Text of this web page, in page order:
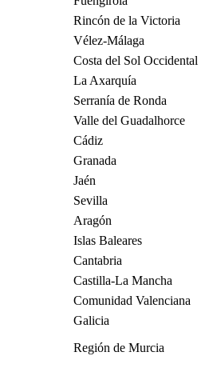
Rincón de la Victoria
Vélez-Málaga
Costa del Sol Occidental
La Axarquía
Serranía de Ronda
Valle del Guadalhorce
Cádiz
Granada
Jaén
Sevilla
Aragón
Islas Baleares
Cantabria
Castilla-La Mancha
Comunidad Valenciana
Galicia
Región de Murcia